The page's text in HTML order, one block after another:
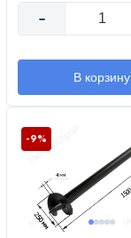
-
В корзину
-9%